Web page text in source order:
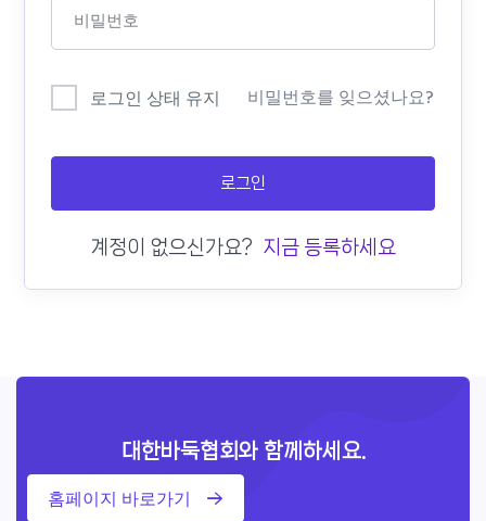
로그인 상태 유지 비밀번호를 잊으셨나요?
로그인
계정이 없으신가요? 지금 등록하세요
대한바둑협회와 함께하세요.
홈페이지 바로가기